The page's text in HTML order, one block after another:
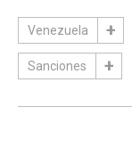
Venezuela
Sanciones